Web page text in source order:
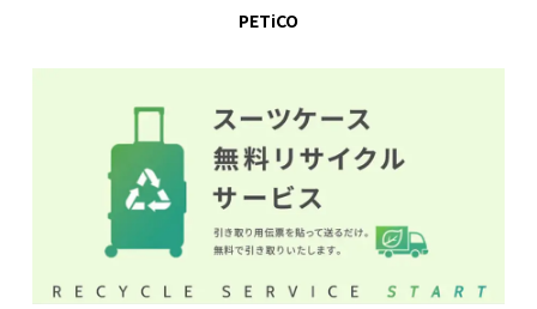
PETiCO